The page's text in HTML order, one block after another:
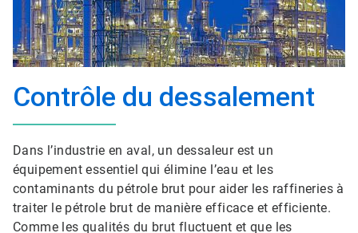
Contrôle du dessalement
Dans l’industrie en aval, un dessaleur est un
équipement essentiel qui élimine l’eau et les
contaminants du pétrole brut pour aider les raffineries à
traiter le pétrole brut de manière efficace et efficiente.
Comme les qualités du brut fluctuent et que les